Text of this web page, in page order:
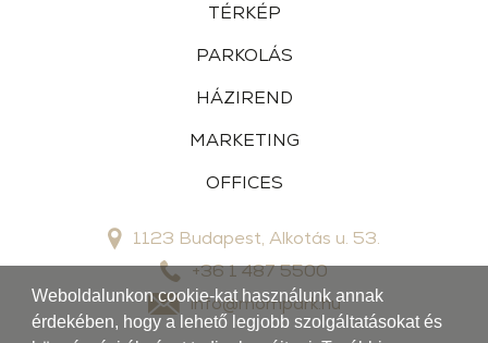
TÉRKÉP
PARKOLÁS
HÁZIREND
MARKETING
OFFICES
1123 Budapest, Alkotás u. 53.
+36 1 487 5500
info@mompark.hu
Weboldalunkon cookie-kat használunk annak
érdekében, hogy a lehető legjobb szolgáltatásokat és